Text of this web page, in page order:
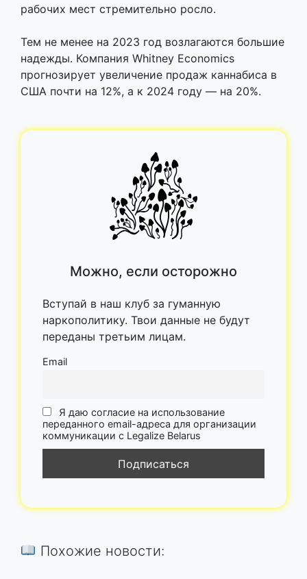
рабочих мест стремительно росло.
Тем не менее на 2023 год возлагаются большие
надежды. Компания Whitney Economics
прогнозирует увеличение продаж каннабиса в
США почти на 12%, а к 2024 году — на 20%.
Можно, если осторожно
Вступай в наш клуб за гуманную
наркополитику. Твои данные не будут
переданы третьим лицам.
Email
Я даю согласие на использование
переданного email-адреса для организации
коммуникации с Legalize Belarus
Похожие новости: